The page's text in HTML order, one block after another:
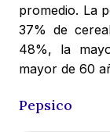
promedio. La
37% de
48%, la
mayor de 60
Pepsico